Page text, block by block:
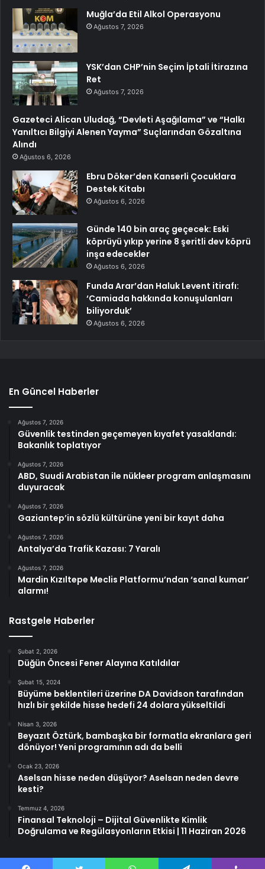
Muğla’da Etil Alkol Operasyonu
Ağustos 7, 2026
YSK’dan CHP’nin Seçim İptali İtirazına
Ret
Ağustos 7, 2026
Gazeteci Alican Uludağ, “Devleti Aşağılama” ve “Halkı
Yanıltıcı Bilgiyi Alenen Yayma” Suçlarından Gözaltına
Alındı
Ağustos 6, 2026
Ebru Döker’den Kanserli Çocuklara
Destek Kitabı
Ağustos 6, 2026
Günde 140 bin araç geçecek: Eski
köprüyü yıkıp yerine 8 şeritli dev köprü
inşa edecekler
Ağustos 6, 2026
Funda Arar’dan Haluk Levent itirafı:
‘Camiada hakkında konuşulanları
biliyorduk’
Ağustos 6, 2026
En Güncel Haberler
Ağustos 7, 2026
Güvenlik testinden geçemeyen kıyafet yasaklandı:
Bakanlık toplatıyor
Ağustos 7, 2026
ABD, Suudi Arabistan ile nükleer program anlaşmasını
duyuracak
Ağustos 7, 2026
Gaziantep’in sözlü kültürüne yeni bir kayıt daha
Ağustos 7, 2026
Antalya’da Trafik Kazası: 7 Yaralı
Ağustos 7, 2026
Mardin Kızıltepe Meclis Platformu’ndan ‘sanal kumar’
alarmı!
Rastgele Haberler
Şubat 2, 2026
Düğün Öncesi Fener Alayına Katıldılar
Şubat 15, 2024
Büyüme beklentileri üzerine DA Davidson tarafından
hızlı bir şekilde hisse hedefi 24 dolara yükseltildi
Nisan 3, 2026
Beyazıt Öztürk, bambaşka bir formatla ekranlara geri
dönüyor! Yeni programının adı da belli
Ocak 23, 2026
Aselsan hisse neden düşüyor? Aselsan neden devre
kesti?
Temmuz 4, 2026
Finansal Teknoloji – Dijital Güvenlikte Kimlik
Doğrulama ve Regülasyonların Etkisi | 11 Haziran 2026